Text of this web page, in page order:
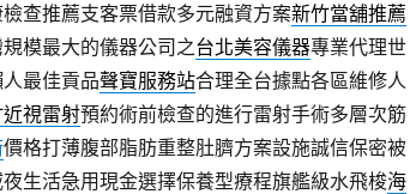
查推薦支客票借款多元融資方案新竹當舖推薦
模最大的儀器公司之台北美容儀器專業代理世
最佳貢品聲寶服務站合理全台據點各區維修人
視雷射預約術前檢查的進行雷射手術多層次筋
價格打薄腹部脂肪重整肚臍方案設施誠信保密被
生活急用現金選擇保養型療程旗艦級水飛梭海